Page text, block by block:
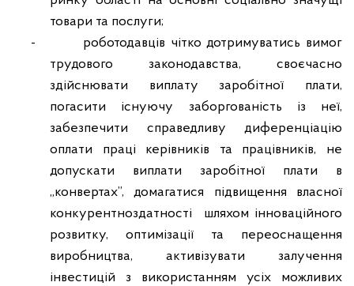
товари та послуги;
-
роботодавців чітко дотримуватись вимог
трудового законодавства, своєчасно
здійснювати виплату заробітної плати,
погасити існуючу заборгованість із неї,
забезпечити справедливу диференціацію
оплати праці керівників та працівників, не
допускати виплати заробітної плати в
„конвертах”, домагатися підвищення власної
конкурентноздатності
шляхом інноваційного
розвитку, оптимізації та переоснащення
виробництва, активізувати залучення
інвестицій з використанням усіх можливих